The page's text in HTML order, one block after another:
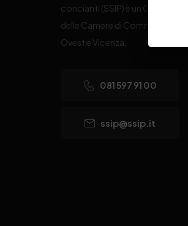
concianti (SSIP) è un
delle Camere di Commercio di
Ovest e Vicenza.
081 597 91 00
ssip@ssip.it